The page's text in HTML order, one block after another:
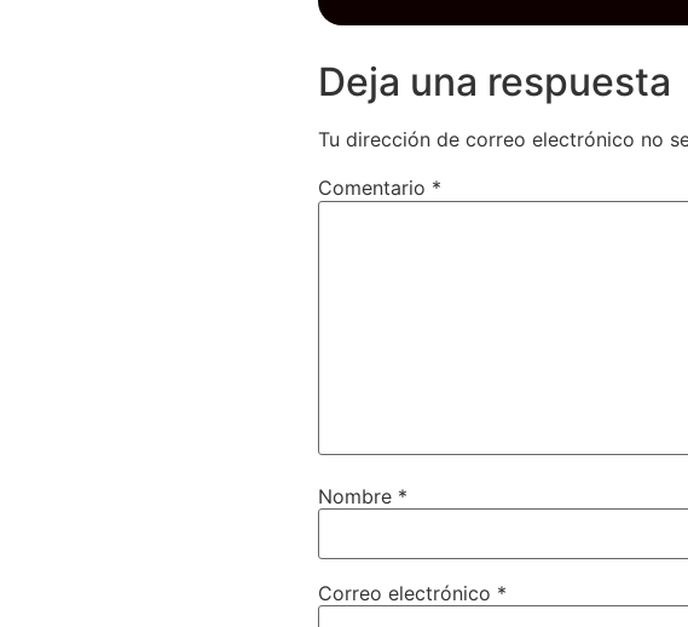
Deja una respuesta
Tu dirección de correo electrónico no
Comentario *
Nombre *
Correo electrónico *